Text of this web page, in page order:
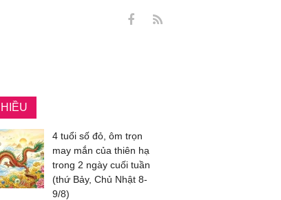
4 tuổi số đỏ, ôm trọn
may mắn của thiên hạ
trong 2 ngày cuối tuần
(thứ Bảy, Chủ Nhật 8-
9/8)